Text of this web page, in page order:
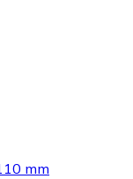
mm